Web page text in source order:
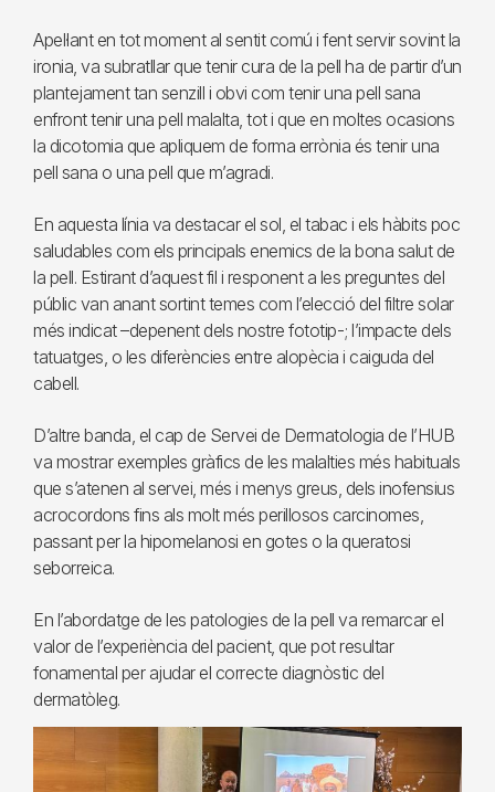
Apel·lant en tot moment al sentit comú i fent servir sovint la
ironia, va subratllar que tenir cura de la pell ha de partir d’un
plantejament tan senzill i obvi com tenir una pell sana
enfront tenir una pell malalta, tot i que en moltes ocasions
la dicotomia que apliquem de forma errònia és tenir una
pell sana o una pell que m’agradi.
En aquesta línia va destacar el sol, el tabac i els hàbits poc
saludables com els principals enemics de la bona salut de
la pell. Estirant d’aquest fil i responent a les preguntes del
públic van anant sortint temes com l’elecció del filtre solar
més indicat –depenent dels nostre fototip-; l’impacte dels
tatuatges, o les diferències entre alopècia i caiguda del
cabell.
D’altre banda, el cap de Servei de Dermatologia de l’HUB
va mostrar exemples gràfics de les malalties més habituals
que s’atenen al servei, més i menys greus, dels inofensius
acrocordons fins als molt més perillosos carcinomes,
passant per la hipomelanosi en gotes o la queratosi
seborreica.
En l’abordatge de les patologies de la pell va remarcar el
valor de l’experiència del pacient, que pot resultar
fonamental per ajudar el correcte diagnòstic del
dermatòleg.